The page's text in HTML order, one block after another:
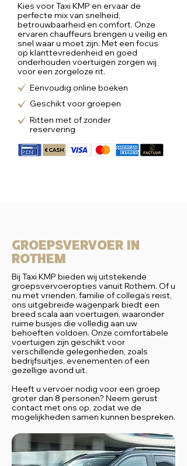
Kies voor Taxi KMP en ervaar de
perfecte mix van snelheid,
betrouwbaarheid en comfort. Onze
ervaren chauffeurs brengen u veilig en
snel waar u moet zijn. Met een focus
op klanttevredenheid en goed
onderhouden voertuigen zorgen wij
voor een zorgeloze rit.
Eenvoudig online boeken
Geschikt voor groepen
Ritten met of zonder
reservering
Groepsvervoer in
Rothem
Bij Taxi KMP bieden wij uitstekende
groepsvervoeropties vanuit Rothem. Of u
nu met vrienden, familie of collega’s reist,
ons uitgebreide wagenpark biedt een
breed scala aan voertuigen, waaronder
ruime busjes die volledig aan uw
behoeften voldoen. Onze comfortabele
voertuigen zijn geschikt voor
verschillende gelegenheden, zoals
bedrijfsuitjes, evenementen of een
gezellige avond uit.
Heeft u vervoer nodig voor een groep
groter dan 8 personen? Neem gerust
contact met ons op, zodat we de
mogelijkheden samen kunnen bespreken.